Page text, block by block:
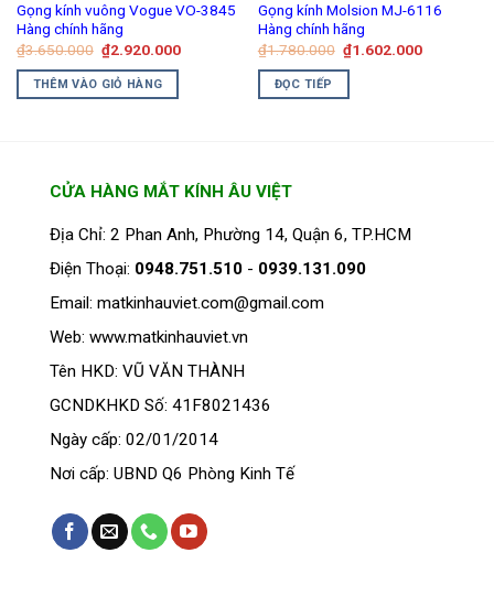
Gọng kính vuông Vogue VO-3845
Hàng chính hãng
₫3.650.000 Giá
gốc
là:
₫3.650.000.
₫2.920.000Giá
THÊM VÀO GIỎ HÀNG
Gọng kính Molsion MJ-6116
Hàng chính hãng
₫1.780.000 Giá
gốc
là:
₫1.602.000Giá
ĐỌC TIẾP
CỬA HÀNG MẮT KÍNH ÂU VIỆT
Địa Chỉ: 2 Phan Anh, Phường 14, Quận 6, TP.HCM
Điện Thoại: 0948.751.510 - 0939.131.090
Email: matkinhauviet.com@gmail.com
Web: www.matkinhauviet.vn
Tên HKD: VŨ VĂN THÀNH
GCNDKHKD Số: 41F8021436
Ngày cấp: 02/01/2014
Nơi cấp: UBND Q6 Phòng Kinh Tế